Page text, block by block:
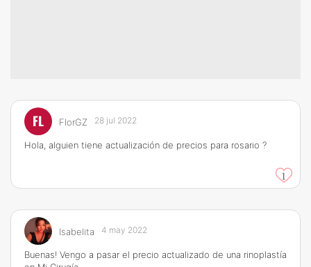
FL FlorGZ 28 jul 2022
Hola, alguien tiene actualización de precios para rosario ?
1
Isabelita 4 may 2022
Buenas! Vengo a pasar el precio actualizado de una rinoplastía